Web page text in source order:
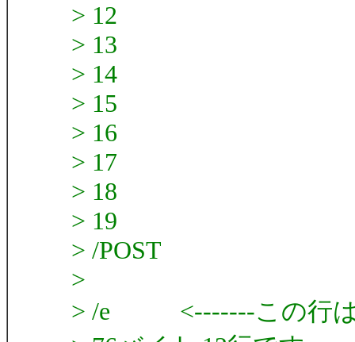
> 12
> 13
> 14
> 15
> 16
> 17
> 18
> 19
> /POST
>
> /e <-------この行は